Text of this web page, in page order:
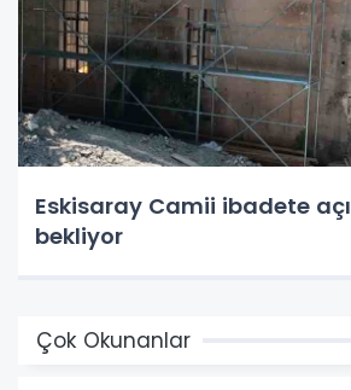
Eskisaray Camii ibadete
bekliyor
Çok Okunanlar